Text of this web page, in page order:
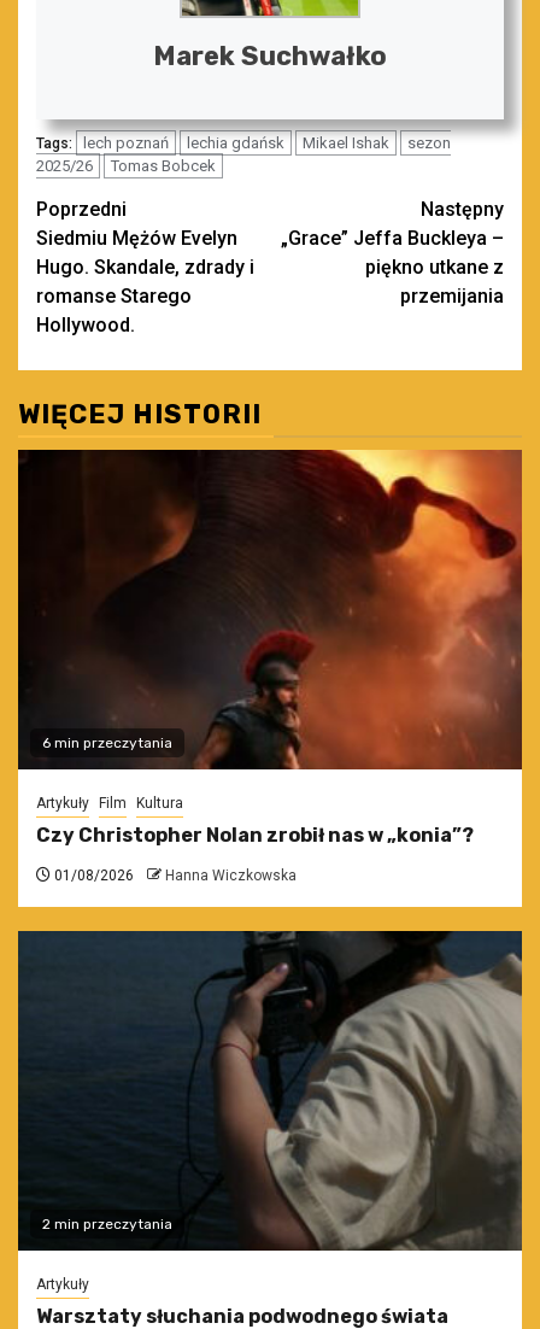
Marek Suchwałko
Tags: lech poznań lechia gdańsk Mikael Ishak
sezon
2025/26
Tomas Bobcek
Zobacz
wpisy
Poprzedni
Siedmiu Mężów Evelyn
Hugo. Skandale, zdrady i
romanse Starego
Hollywood.
Następny
„Grace” Jeffa Buckleya –
piękno utkane z
przemijania
WIĘCEJ HISTORII
6 min przeczytania
Artykuły Film Kultura
Czy Christopher Nolan zrobił nas w „konia”?
01/08/2026 Hanna Wiczkowska
2 min przeczytania
Artykuły
Warsztaty słuchania podwodnego świata